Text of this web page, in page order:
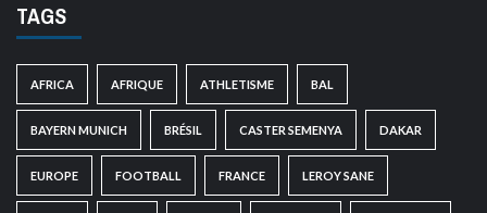
TAGS
AFRICA AFRIQUE ATHLETISME BAL
BAYERN MUNICH BRÉSIL CASTER SEMENYA DAKAR
EUROPE FOOTBALL FRANCE LEROY SANE